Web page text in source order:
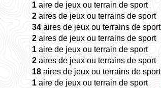
1aire de jeux ou terrain de sport
2aires de jeux ou terrains de sport
34aires de jeux ou terrains de sport
2aires de jeux ou terrains de sport
1aire de jeux ou terrain de sport
2aires de jeux ou terrains de sport
18aires de jeux ou terrains de sport
1aire de jeux ou terrain de sport